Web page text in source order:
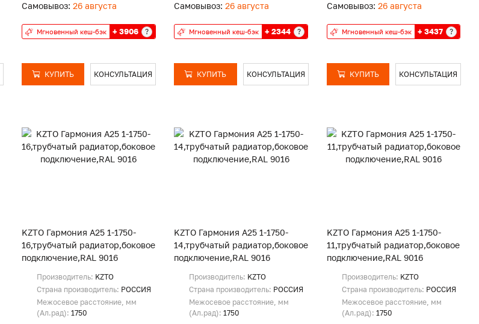
Самовывоз: 26 августа
Мгновенный кеш-бэк + 3906 ?
КУПИТЬ КОНСУЛЬТАЦИЯ
Самовывоз: 26 августа
Мгновенный кеш-бэк + 2344 ?
КУПИТЬ КОНСУЛЬТАЦИЯ
Самовывоз: 26 августа
Мгновенный кеш-бэк + 3437 ?
КУПИТЬ КОНСУЛЬТАЦИЯ
KZTO Гармония А25 1-1750-
16,трубчатый радиатор,боковое
подключение,RAL 9016
Производитель: KZTO
Страна производитель: РОССИЯ
Межосевое расстояние, мм
(Ал.рад): 1750
KZTO Гармония А25 1-1750-
14,трубчатый радиатор,боковое
подключение,RAL 9016
Производитель: KZTO
Страна производитель: РОССИЯ
Межосевое расстояние, мм
(Ал.рад): 1750
KZTO Гармония А25 1-1750-
11,трубчатый радиатор,боковое
подключение,RAL 9016
Производитель: KZTO
Страна производитель: РОССИЯ
Межосевое расстояние, мм
(Ал.рад): 1750